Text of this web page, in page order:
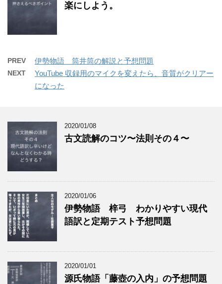
楽にしよう。
PREV 伊勢物語 筒井筒の解説と予想問題
NEXT
YouTube 収録用のマイクを変えたら、音質がクリアー
になった
2020/01/08
古文読解のコツ〜法則その４〜
2020/01/06
伊勢物語 梓弓 わかりやすい現代
語訳と定期テスト予想問題
2020/01/01
源氏物語「藤壺の入内」の予想問題